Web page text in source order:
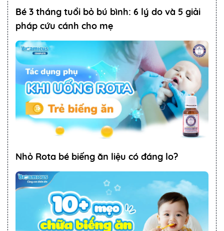
Bé 3 tháng tuổi bỏ bú bình: 6 lý do và 5 giải
pháp cứu cánh cho mẹ
Nhỏ Rota bé biếng ăn liệu có đáng lo?